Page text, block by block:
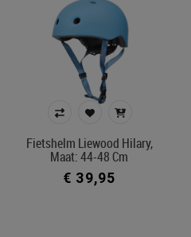
Fietshelm Liewood Hilary,
Maat: 44-48 Cm
€ 39,95